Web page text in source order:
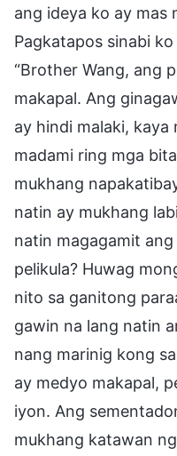
ang ideya ko ay mas
Pagkatapos sinabi
“Brother Wang, ang
makapal. Ang
ay hindi malaki, kaya
madami ring mga
mukhang
natin ay mukhang
natin magagamit
pelikula? Huwag
nito sa ganitong
gawin na lang natin
nang marinig kong
ay medyo makapal,
iyon. Ang
mukhang katawan